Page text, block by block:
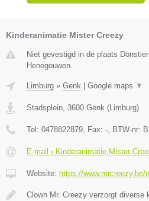
Kinderanimatie Mister Creezy
Niet gevestigd in de plaats
Henegouwen.
Limburg » Genk Google maps ▼
Stadsplein, 3600 Genk (Limburg)
Tel: 0478822879, Fax: -, BTW-nr:
E-mail › Kinderanimatie Mister
Website: https://www.mrcreezy.be/
Clown Mr. Creezy verzorgt diverse